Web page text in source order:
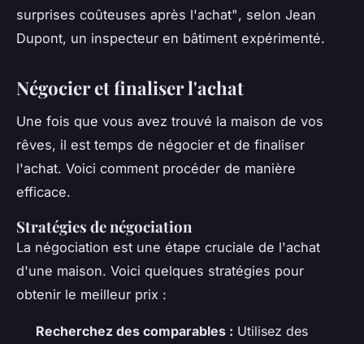
surprises coûteuses après l'achat", selon Jean
Dupont, un inspecteur en bâtiment expérimenté.
Négocier et finaliser l'achat
Une fois que vous avez trouvé la maison de vos
rêves, il est temps de négocier et de finaliser
l'achat. Voici comment procéder de manière
efficace.
Stratégies de négociation
La négociation est une étape cruciale de l'achat
d'une maison. Voici quelques stratégies pour
obtenir le meilleur prix :
Recherchez des comparables : Utilisez des